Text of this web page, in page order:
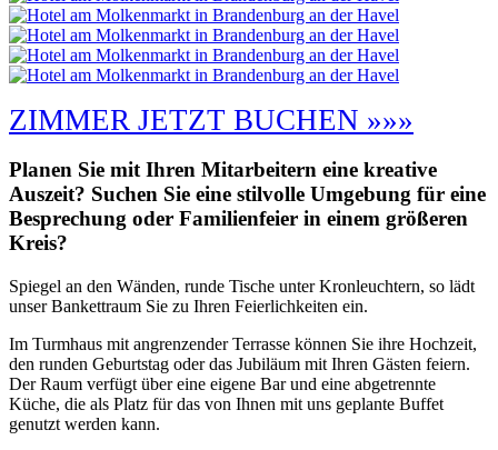
ZIMMER JETZT BUCHEN »»»
Planen Sie mit Ihren Mitarbeitern eine kreative
Auszeit? Suchen Sie eine stilvolle Umgebung für eine
Besprechung oder Familienfeier in einem größeren
Kreis?
Spiegel an den Wänden, runde Tische unter Kronleuchtern, so lädt
unser Bankettraum Sie zu Ihren Feierlichkeiten ein.
Im Turmhaus mit angrenzender Terrasse können Sie ihre Hochzeit,
den runden Geburtstag oder das Jubiläum mit Ihren Gästen feiern.
Der Raum verfügt über eine eigene Bar und eine abgetrennte
Küche, die als Platz für das von Ihnen mit uns geplante Buffet
genutzt werden kann.